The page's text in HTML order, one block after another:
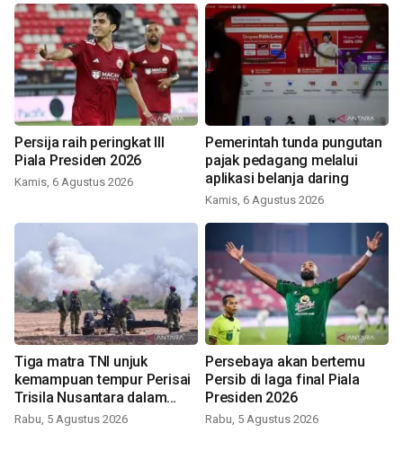
Persija raih peringkat III
Piala Presiden 2026
Kamis, 6 Agustus 2026
Pemerintah tunda pungutan
pajak pedagang melalui
aplikasi belanja daring
Kamis, 6 Agustus 2026
Tiga matra TNI unjuk
kemampuan tempur Perisai
Trisila Nusantara dalam
latihan di Kepri
Rabu, 5 Agustus 2026
Persebaya akan bertemu
Persib di laga final Piala
Presiden 2026
Rabu, 5 Agustus 2026